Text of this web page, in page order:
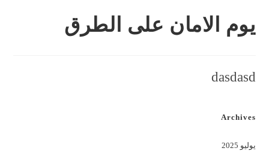
يوم الامان على الطرق
dasdasd
Archives
يوليو 2025